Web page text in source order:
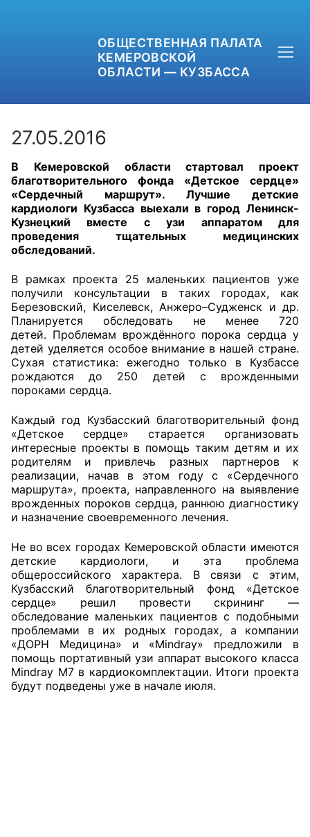
ОБЩЕСТВЕННАЯ ПАЛАТА
КЕМЕРОВСКОЙ
ОБЛАСТИ — КУЗБАССА
+7 (3842) 58-82-40
OPKO42@BK.RU
ОБРАТНАЯ СВЯЗЬ
Главная
Общественные советы
Общественные советы при территориальных
органах федеральных органов
исполнительной власти
Общественные советы по проведению
независимой оценки качества условий
оказания услуг
Структура Палаты
Комиссии
Экспертный совет ОП КО
Совет ОП КО
Общественный штаб
27.05.2016
В Кемеровской области стартовал проект
благотворительного фонда «Детское сердце»
«Сердечный маршрут». Лучшие детские
кардиологи Кузбасса выехали в город Ленинск-
Кузнецкий вместе с узи аппаратом для
проведения тщательных медицинских
обследований.
В рамках проекта 25 маленьких пациентов уже
получили консультации в таких городах, как
Березовский, Киселевск, Анжеро–Судженск и др.
Планируется обследовать не менее 720
детей. Проблемам врождённого порока сердца у
детей уделяется особое внимание в нашей стране.
Сухая статистика: ежегодно только в Кузбассе
рождаются до 250 детей с врожденными
пороками сердца.
Каждый год Кузбасский благотворительный фонд
«Детское сердце» старается организовать
интересные проекты в помощь таким детям и их
родителям и привлечь разных партнеров к
реализации, начав в этом году с «Сердечного
маршрута», проекта, направленного на выявление
врожденных пороков сердца, раннюю диагностику
и назначение своевременного лечения.
Не во всех городах Кемеровской области имеются
детские кардиологи, и эта проблема
общероссийского характера. В связи с этим,
Кузбасский благотворительный фонд «Детское
сердце» решил провести скрининг —
обследование маленьких пациентов с подобными
проблемами в их родных городах, а компании
«ДОРН Медицина» и «Mindray» предложили в
помощь портативный узи аппарат высокого класса
Mindray M7 в кардиокомплектации. Итоги проекта
будут подведены уже в начале июля.